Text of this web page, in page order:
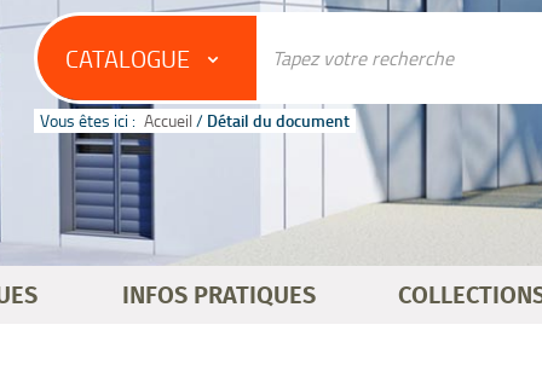
CATALOGUE
Vous êtes ici : Accueil / Détail du document
INFOS PRATIQUES